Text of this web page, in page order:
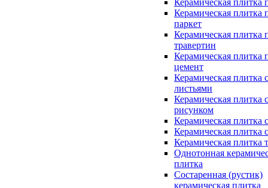
Керамическая плитка
Керамическая плитка
паркет
Керамическая плитка
травертин
Керамическая плитка
цемент
Керамическая плитка с
листьями
Керамическая плитка с
рисунком
Керамическая плитка
Керамическая плитка
Керамическая плитка
Однотонная
плитка
Состаренная (рустик)
керамическая плитка